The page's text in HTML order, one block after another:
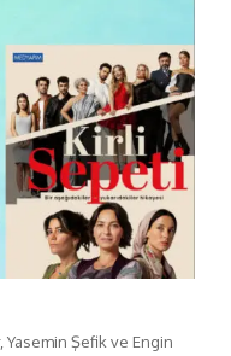
Şefik ve Engin